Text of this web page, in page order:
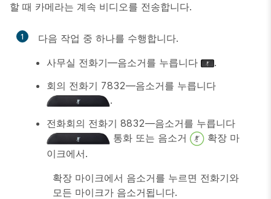
할 때 카메라는 계속 비디오를 전송합니다.
1
다음 작업 중 하나를 수행합니다.
사무실 전화기—음소거를 누릅니다
.
회의 전화기 7832—음소거를 누릅니다
.
전화회의 전화기 8832—음소거를 누릅니다
통화 또는 음소거
확장 마
이크에서.
확장 마이크에서 음소거를 누르면 전화기와
모든 마이크가 음소거됩니다.